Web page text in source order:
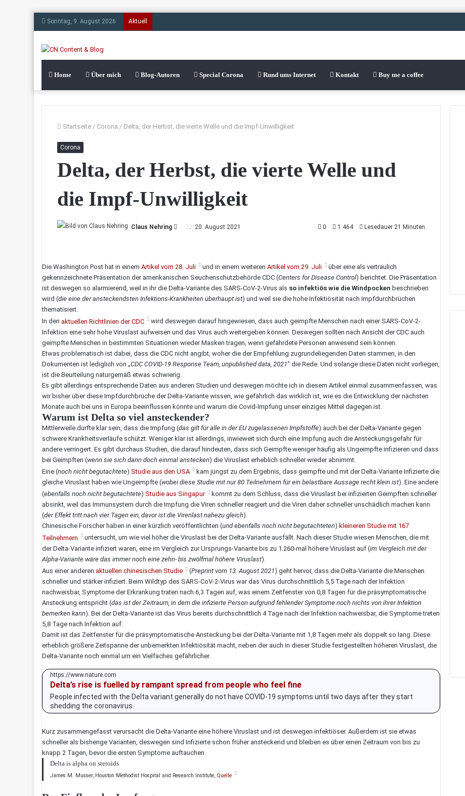
Sonntag, 9. August 2026 Aktuell
Home Über mich Blog-Autoren Special Corona Rund ums Internet Kontakt Buy me a coffee
Startseite / Corona / Delta, der Herbst, die vierte Welle und die Impf-Unwilligkeit
Corona
Delta, der Herbst, die vierte Welle und
die Impf-Unwilligkeit
Claus Nehring
Sende
E-
Mail
20. August 2021 0 1.464 Lesedauer 21 Minuten
Die Washington Post hat in einemArtikel vom 28. Juli und in einem weiterenArtikel vom 29. Juli
über eine als vertraulich
gekennzeichnete Präsentation der amerikanischen Seuchenschutzbehörde CDC (Centers for Disease Control) berichtet. Die Präsentation
ist deswegen so alarmierend, weil in ihr die Delta-Variante des SARS-CoV-2-Virus als so infektiös wie die Windpocken beschrieben
wird (die eine der ansteckendsten Infektions-Krankheiten überhaupt ist) und weil sie die hohe Infektiösität nach Impfdurchbrüchen
thematisiert.
In den aktuellen Richtlinien der CDC
wird deswegen darauf hingewiesen, dass auch geimpfte Menschen nach einer SARS-CoV-2-
Infektion eine sehr hohe Viruslast aufweisen und das Virus auch weitergeben können. Deswegen sollten nach Ansicht der CDC auch
geimpfte Menschen in bestimmten Situationen wieder Masken tragen, wenn gefährdete Personen anwesend sein können.
Etwas problematisch ist dabei, dass die CDC nicht angibt, woher die der Empfehlung zugrundeliegenden Daten stammen, in den
Dokumenten ist lediglich von „CDC COVID-19 Response Team, unpublished data, 2021“ die Rede. Und solange diese Daten nicht vorliegen,
ist die Beurteilung naturgemäß etwas schwierig.
Es gibt allerdings entsprechende Daten aus anderen Studien und deswegen möchte ich in diesem Artikel einmal zusammenfassen, was
wir bisher über diese Impfdurchbrüche der Delta-Variante wissen, wie gefährlich das wirklich ist, wie es die Entwicklung der nächsten
Monate auch bei uns in Europa beeinflussen könnte und warum die Covid-Impfung unser einziges Mittel dagegen ist.
Warum ist Delta so viel ansteckender?
Mittlerweile dürfte klar sein, dass die Impfung (das gilt für alle in der EU zugelassenen Impfstoffe) auch bei der Delta-Variante gegen
schwere Krankheitsverläufe schützt. Weniger klar ist allerdings, inwieweit sich durch eine Impfung auch die Ansteckungsgefahr für
andere verringert. Es gibt durchaus Studien, die darauf hindeuten, dass sich Geimpfte weniger häufig als Ungeimpfte infizieren und dass
bei Geimpften (wenn sie sich dann doch einmal anstecken) die Viruslast erheblich schneller wieder abnimmt.
Eine (noch nicht begutachtete)Studie aus den USA
kam jüngst zu dem Ergebnis, dass geimpfte und mit der Delta-Variante Infizierte die
gleiche Viruslast haben wie Ungeimpfte (wobei diese Studie mit nur 80 Teilnehmern für ein belastbare Aussage recht klein ist). Eine andere
(ebenfalls noch nicht begutachtete)Studie aus Singapur
kommt zu dem Schluss, dass die Viruslast bei infizierten Geimpften schneller
absinkt, weil das Immunsystem durch die Impfung die Viren schneller reagiert und die Viren daher schneller unschädlich machen kann
(der Effekt tritt nach vier Tagen ein, davor ist die Virenlast nahezu gleich).
Chinesische Forscher haben in einer kürzlich veröffentlichten (und ebenfalls noch nicht begutachteten) kleineren Studie mit 167
Teilnehmern
untersucht, um wie viel höher die Viruslast bei der Delta-Variante ausfällt. Nach dieser Studie wiesen Menschen, die mit
der Delta-Variante infiziert waren, eine im Vergleich zur Ursprungs-Variante bis zu 1.260-mal höhere Viruslast auf (im Vergleich mit der
Alpha-Variante wäre das immer noch eine zehn- bis zwölfmal höhere Viruslast).
Aus einer anderen aktuellen chinesischen Studie (Preprint vom 13. August 2021) geht hervor, dass die Delta-Variante die Menschen
schneller und stärker infiziert. Beim Wildtyp des SARS-CoV-2-Virus war das Virus durchschnittlich 5,5 Tage nach der Infektion
nachweisbar, Symptome der Erkrankung traten nach 6,3 Tagen auf, was einem Zeitfenster von 0,8 Tagen für die präsymptomatische
Ansteckung entspricht (das ist der Zeitraum, in dem die infizierte Person aufgrund fehlender Symptome noch nichts von ihrer Infektion
bemerken kann). Bei der Delta-Variante ist das Virus bereits durchschnittlich 4 Tage nach der Infektion nachweisbar, die Symptome treten
5,8 Tage nach Infektion auf.
Damit ist das Zeitfenster für die präsymptomatische Ansteckung bei der Delta-Variante mit 1,8 Tagen mehr als doppelt so lang. Diese
erheblich größere Zeitspanne der unbemerkten Infektiösität macht, neben der auch in dieser Studie festgestellten höheren Viruslast, die
Delta-Variante noch einmal um ein Vielfaches gefährlicher.
https://www.nature.com
Delta’s rise is fuelled by rampant spread from people who feel fine
People infected with the Delta variant generally do not have COVID-19 symptoms until two days after they start
shedding the coronavirus.
Kurz zusammengefasst verursacht die Delta-Variante eine höhere Viruslast und ist deswegen infektiöser. Außerdem ist sie etwas
schneller als bisherige Varianten, deswegen sind Infizierte schon früher ansteckend und bleiben es über einen Zeitraum von bis zu
knapp 2 Tagen, bevor die ersten Symptome auftauchen.
Delta is alpha on steroids
James M. Musser, Houston Methodist Hospital and Research Institute, Quelle